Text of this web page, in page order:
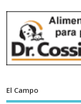
El Campo